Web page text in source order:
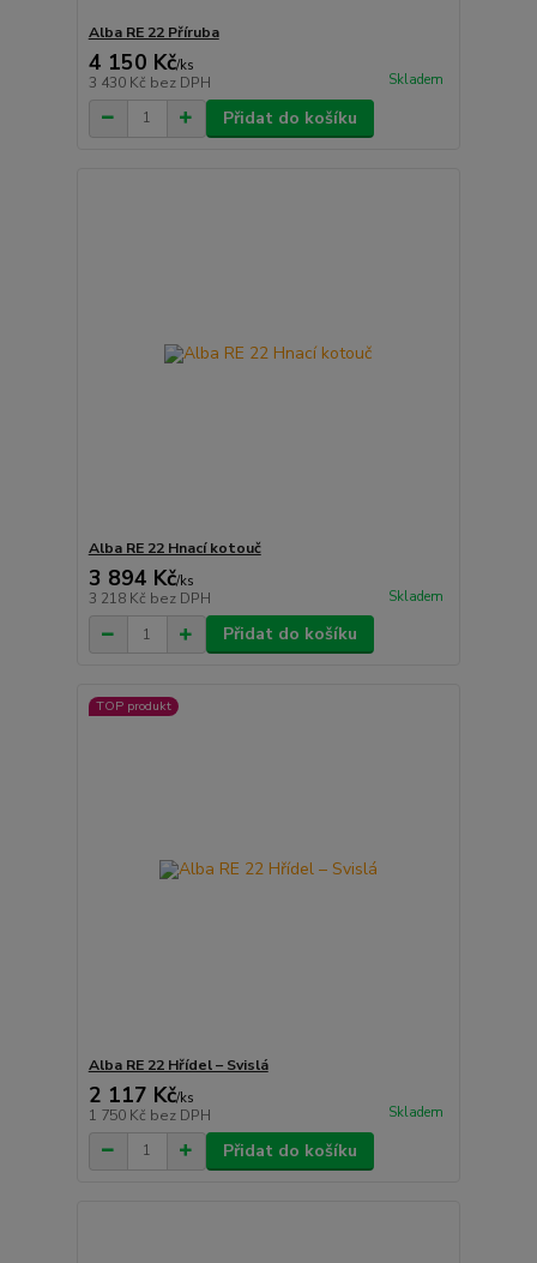
Alba RE 22 Příruba
4 150 Kč/ks
3 430 Kč bez DPH Skladem
Přidat do košíku
Alba RE 22 Hnací kotouč
3 894 Kč/ks
3 218 Kč bez DPH Skladem
Přidat do košíku
TOP produkt
Alba RE 22 Hřídel – Svislá
2 117 Kč/ks
1 750 Kč bez DPH Skladem
Přidat do košíku